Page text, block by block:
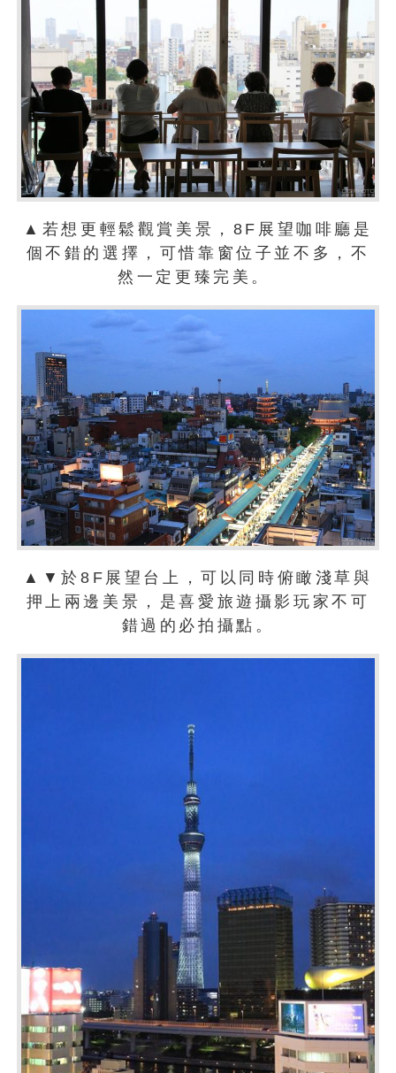
▲若想更輕鬆觀賞美景，8F展望咖啡廳是
個不錯的選擇，可惜靠窗位子並不多，不
然一定更臻完美。
▲▼於8F展望台上，可以同時俯瞰淺草與
押上兩邊美景，是喜愛旅遊攝影玩家不可
錯過的必拍攝點。